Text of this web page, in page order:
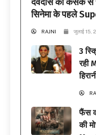
सिनेमा के पहले
RAJNI जुलाई 15,
3
रही
फैंस
की